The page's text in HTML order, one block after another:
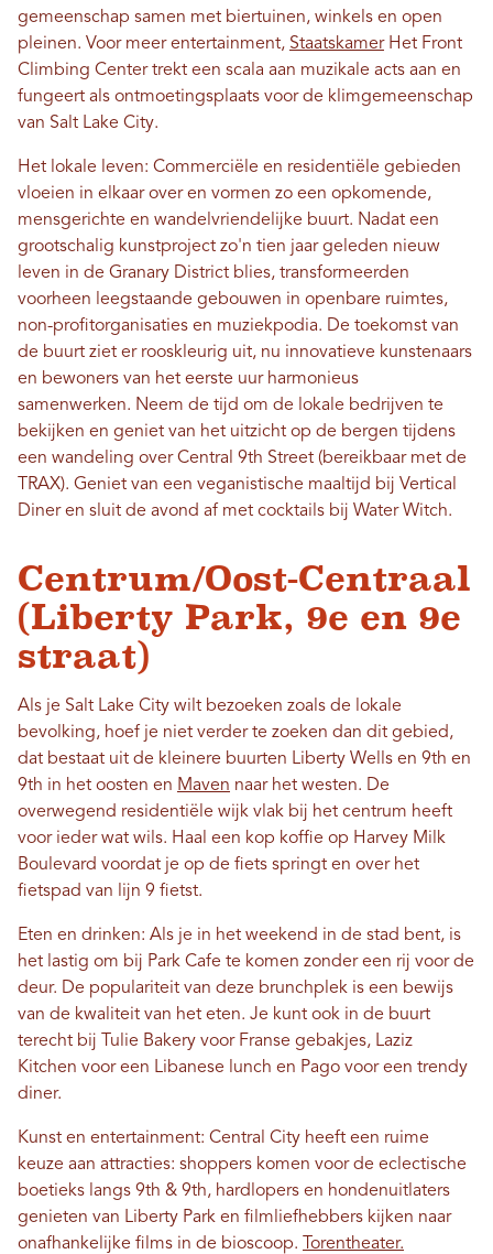
gemeenschap samen met biertuinen, winkels en open
pleinen. Voor meer entertainment, StaatskamerHet Front
Climbing Center trekt een scala aan muzikale acts aan en
fungeert als ontmoetingsplaats voor de klimgemeenschap
van Salt Lake City.
Het lokale leven: Commerciële en residentiële gebieden
vloeien in elkaar over en vormen zo een opkomende,
mensgerichte en wandelvriendelijke buurt. Nadat een
grootschalig kunstproject zo'n tien jaar geleden nieuw
leven in de Granary District blies, transformeerden
voorheen leegstaande gebouwen in openbare ruimtes,
non-profitorganisaties en muziekpodia. De toekomst van
de buurt ziet er rooskleurig uit, nu innovatieve kunstenaars
en bewoners van het eerste uur harmonieus
samenwerken. Neem de tijd om de lokale bedrijven te
bekijken en geniet van het uitzicht op de bergen tijdens
een wandeling over Central 9th ​​Street (bereikbaar met de
TRAX). Geniet van een veganistische maaltijd bij Vertical
Diner en sluit de avond af met cocktails bij Water Witch.
Centrum/Oost-Centraal
(Liberty Park, 9e en 9e
straat)
Als je Salt Lake City wilt bezoeken zoals de lokale
bevolking, hoef je niet verder te zoeken dan dit gebied,
dat bestaat uit de kleinere buurten Liberty Wells en 9th en
9th in het oosten en Maven naar het westen. De
overwegend residentiële wijk vlak bij het centrum heeft
voor ieder wat wils. Haal een kop koffie op Harvey Milk
Boulevard voordat je op de fiets springt en over het
fietspad van lijn 9 fietst.
Eten en drinken: Als je in het weekend in de stad bent, is
het lastig om bij Park Cafe te komen zonder een rij voor de
deur. De populariteit van deze brunchplek is een bewijs
van de kwaliteit van het eten. Je kunt ook in de buurt
terecht bij Tulie Bakery voor Franse gebakjes, Laziz
Kitchen voor een Libanese lunch en Pago voor een trendy
diner.
Kunst en entertainment: Central City heeft een ruime
keuze aan attracties: shoppers komen voor de eclectische
boetieks langs 9th & 9th, hardlopers en hondenuitlaters
genieten van Liberty Park en filmliefhebbers kijken naar
onafhankelijke films in de bioscoop.
Torentheater.